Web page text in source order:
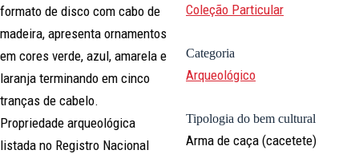
formato de disco com cabo de
madeira, apresenta ornamentos
em cores verde, azul, amarela e
laranja terminando em cinco
tranças de cabelo.
Propriedade arqueológica
listada no Registro Nacional
Coleção Particular
Categoria
Arqueológico
Tipologia do bem cultural
Arma de caça (cacetete)